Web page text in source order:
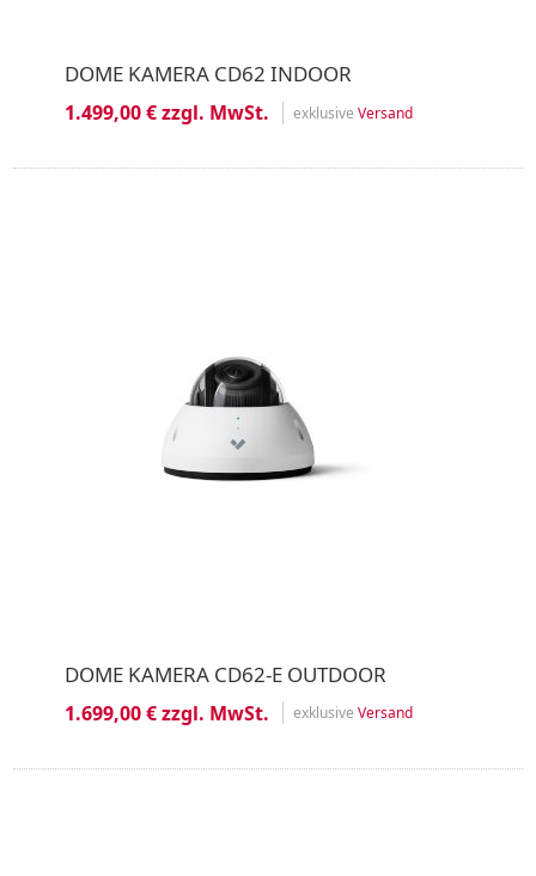
DOME KAMERA CD62 INDOOR
1.499,00 € zzgl. MwSt. exklusive Versand
DOME KAMERA CD62-E OUTDOOR
1.699,00 € zzgl. MwSt. exklusive Versand